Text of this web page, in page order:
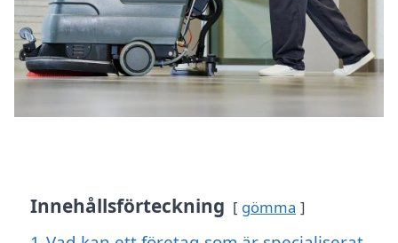
Innehållsförteckning gömma